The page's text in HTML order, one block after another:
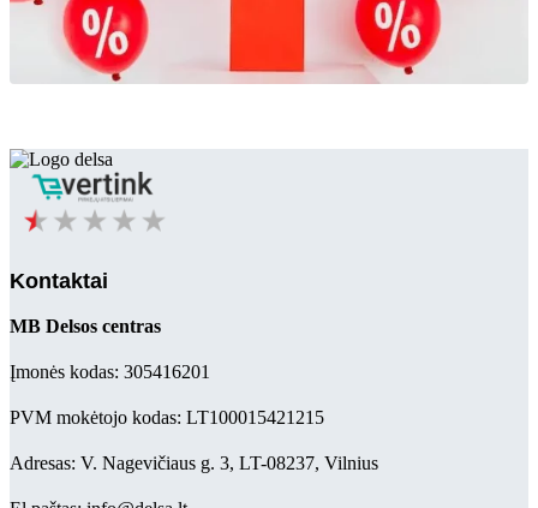
Kontaktai
MB Delsos centras
Įmonės kodas: 305416201
PVM mokėtojo kodas: LT100015421215
Adresas: V. Nagevičiaus g. 3, LT-08237, Vilnius